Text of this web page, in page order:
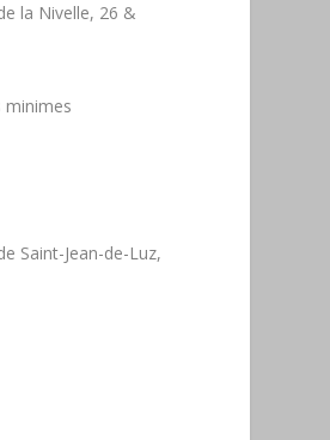
la Nivelle, 26 &
minimes
Saint-Jean-de-Luz,